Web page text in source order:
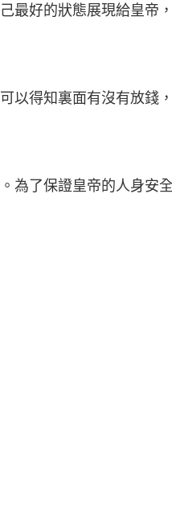
最好的狀態展現給皇帝
以得知裏面有沒有放錢
為了保證皇帝的人身安